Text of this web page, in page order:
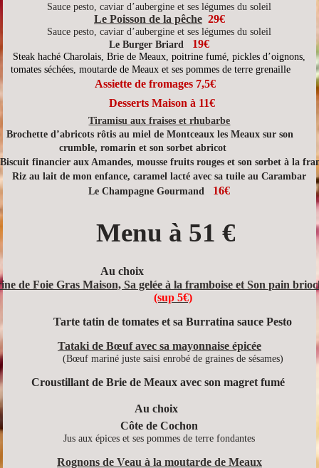
Sauce pesto, caviar d’aubergine et ses légumes du soleil
Le Poisson de la pêche 29€
Sauce pesto, caviar d’aubergine et ses légumes du soleil
Le Burger Briard
19€
Steak haché Charolais, Brie de Meaux, poitrine fumé, pickles d’oignons,
tomates séchées, moutarde de Meaux et ses pommes de terre grenaille
Assiette de fromages 7,5€
Desserts Maison à 11€
Tiramisu aux fraises et rhubarbe
d’abricots rôtis au miel de Montceaux les Meaux sur son
crumble, romarin et son sorbet abricot
Biscuit financier aux Amandes, mousse fruits rouges et son sorbet à la
Riz au lait de mon enfance, caramel lacté avec sa tuile au Carambar
Le Champagne Gourmand
16€
Menu à 51 €
Au choix
de Foie Gras Maison, Sa gelée à la framboise et Son pain
(sup 5€)
Tarte tatin de tomates et sa Burratina sauce Pesto
Tataki de Bœuf avec sa mayonnaise épicée
(Bœuf mariné juste saisi enrobé de graines de sésames)
Croustillant de Brie de Meaux avec son magret fumé
Au choix
Côte de Cochon
Jus aux épices et ses pommes de terre fondantes
Rognons de Veau à la moutarde de Meaux